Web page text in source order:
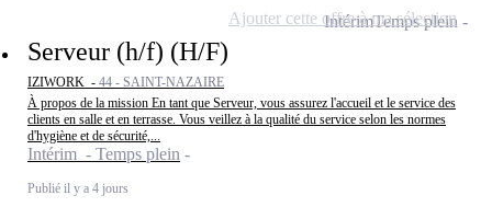
Serveur (h/f) (H/F)
IZIWORK - 44 - SAINT-NAZAIRE
À propos de la mission En tant que Serveur, vous assurez l'accueil et le service des
clients en salle et en terrasse. Vous veillez à la qualité du service selon les normes
d'hygiène et de sécurité,...
Intérim - Temps plein
Publié il y a 4 jours
IntérimTemps plein
Ajouter cette offre à ma sélection